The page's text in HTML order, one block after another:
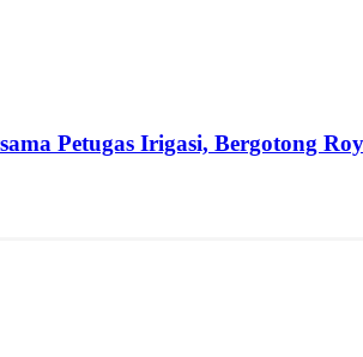
Petugas Irigasi, Bergotong